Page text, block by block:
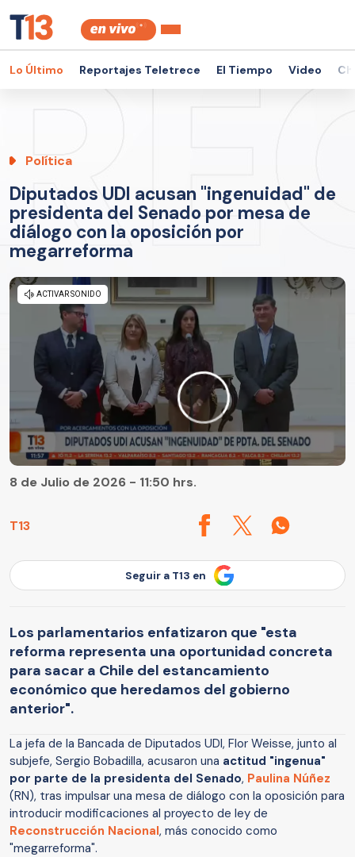
Lo Último Reportajes Teletrece El Tiempo Video
Política
Diputados UDI acusan "ingenuidad" de
presidenta del Senado por mesa de
diálogo con la oposición por
megarreforma
T13
8 de Julio de 2026 - 11:50 hrs.
Seguir a T13 en
Los parlamentarios enfatizaron que "esta
reforma representa una oportunidad concreta
para sacar a Chile del estancamiento
económico que heredamos del gobierno
anterior".
La jefa de la Bancada de Diputados UDI, Flor Weisse, junto al
subjefe, Sergio Bobadilla, acusaron una actitud "ingenua"
por parte de la presidenta del Senado, Paulina Núñez
(RN), tras impulsar una mesa de diálogo con la oposición para
introducir modificaciones al proyecto de ley de
Reconstrucción Nacional, más conocido como
"megarreforma".